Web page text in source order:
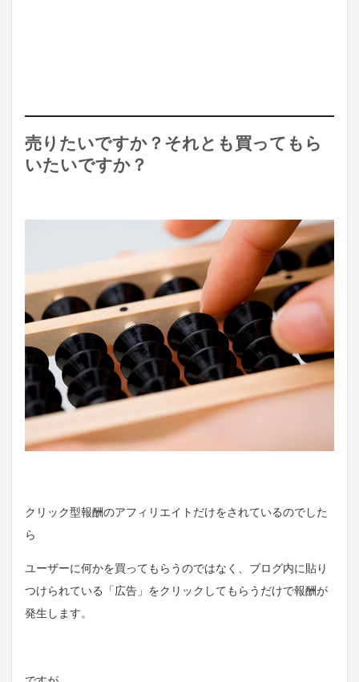
売りたいですか？それとも買ってもら
いたいですか？
クリック型報酬のアフィリエイトだけをされているのでした
ら
ユーザーに何かを買ってもらうのではなく、ブログ内に貼り
つけられている「広告」をクリックしてもらうだけで報酬が
発生します。